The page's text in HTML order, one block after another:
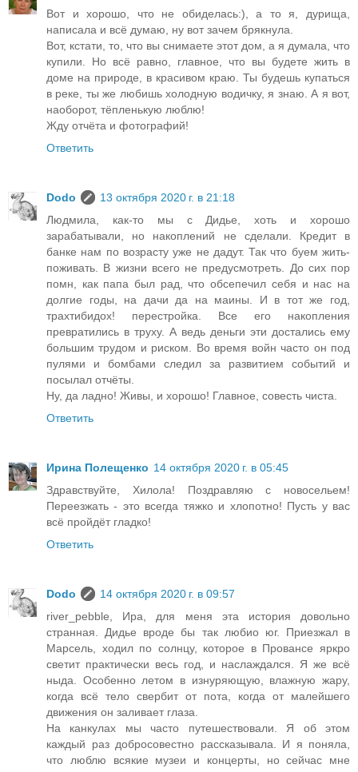
Вот и хорошо, что не обиделась:), а то я, дурища,
написала и всё думаю, ну вот зачем брякнула.
Вот, кстати, то, что вы снимаете этот дом, а я думала, что
купили. Но всё равно, главное, что вы будете жить в
доме на природе, в красивом краю. Ты будешь купаться
в реке, ты же любишь холодную водичку, я знаю. А я вот,
наоборот, тёпленькую люблю!
Жду отчёта и фотографий!
Ответить
Dodo
13 октября 2020 г. в 21:18
Людмила, как-то мы с Дидье, хоть и хорошо
зарабатывали, но накоплений не сделали. Кредит в
банке нам по возрасту уже не дадут. Так что буем жить-
поживать. В жизни всего не предусмотреть. До сих пор
помн, как папа был рад, что обсепечил себя и нас на
долгие годы, на дачи да на маины. И в тот же год,
трахтибидох! перестройка. Все его накопления
превратились в труху. А ведь деньги эти достались ему
большим трудом и риском. Во время войн часто он под
пулями и бомбами следил за развитием событий и
посылал отчёты.
Ну, да ладно! Живы, и хорошо! Главное, совесть чиста.
Ответить
Ирина Полещенко 14 октября 2020 г. в 05:45
Здравствуйте, Хилола! Поздравляю с новосельем!
Переезжать - это всегда тяжко и хлопотно! Пусть у вас
всё пройдёт гладко!
Ответить
Dodo
14 октября 2020 г. в 09:57
river_pebble, Ира, для меня эта история довольно
странная. Дидье вроде бы так любио юг. Приезжал в
Марсель, ходил по солнцу, которое в Провансе яркро
светит практически весь год, и наслаждался. Я же всё
ныда. Особенно летом в изнуряющую, влажную жару,
когда всё тело свербит от пота, когда от малейшего
движения он заливает глаза.
На канкулах мы часто путешествовали. Я об этом
каждый раз добросовестно рассказывала. И я поняла,
что люблю всякие музеи и концерты, но сейчас мне